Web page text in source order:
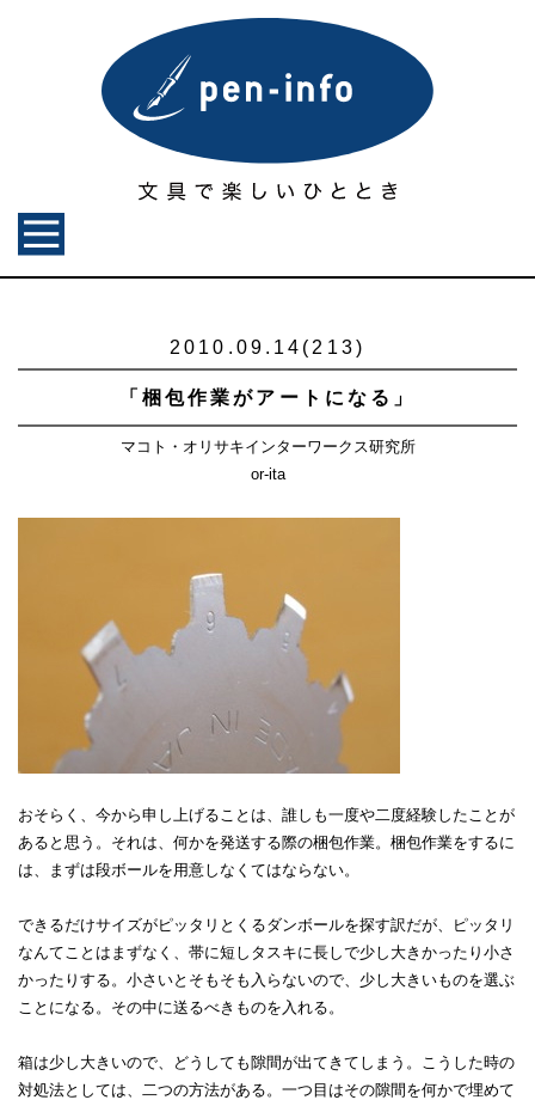
2010.09.14(213)
「梱包作業がアートになる」
マコト・オリサキインターワークス研究所
or-ita
おそらく、今から申し上げることは、誰しも一度や二度経験したことが
あると思う。それは、何かを発送する際の梱包作業。梱包作業をするに
は、まずは段ボールを用意しなくてはならない。
できるだけサイズがピッタリとくるダンボールを探す訳だが、ピッタリ
なんてことはまずなく、帯に短しタスキに長しで少し大きかったり小さ
かったりする。小さいとそもそも入らないので、少し大きいものを選ぶ
ことになる。その中に送るべきものを入れる。
箱は少し大きいので、どうしても隙間が出てきてしまう。こうした時の
対処法としては、二つの方法がある。一つ目はその隙間を何かで埋めて